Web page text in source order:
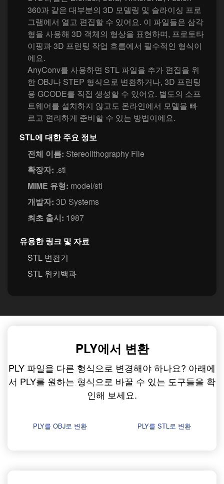
360과 같은 대부분의 3D 모델링 및 슬라이싱 프로
그램에서 열고 편집할 수 있어요. 이 파일들은 삼각
형을 사용해 3D 객체의 형상을 표현하며, 프로토타
이핑과 3D 프린팅 작업 흐름에서 필수적인 형식이
에요.
AnyConv를 사용하면 STL 파일을 추가 편집을 위
한 OBJ나 STEP 형식으로 변환하거나, 3D 프린팅
용 GCODE를 직접 생성할 수 있어요. 별도의 소프
트웨어를 설치하지 않고도 온라인에서 모델을 빠
르고 편리하게 준비할 수 있는 방법이에요.
STL에 대한 주요 정보
전체 이름: Stereolithography File
확장자: .stl
MIME 유형: model/stl
개발자: 3D Systems
최초 출시: 1987
유용한 링크 및 자료
STL 변환기
STL 위키백과
PLY에서 변환
PLY 파일을 다른 형식으로 변경해야 하나요? 아래에
서 PLY를 원하는 형식으로 바꿀 수 있는 도구들을 확
인해 보세요.
PLY를 OBJ로 변환 PLY를 STL로 변환